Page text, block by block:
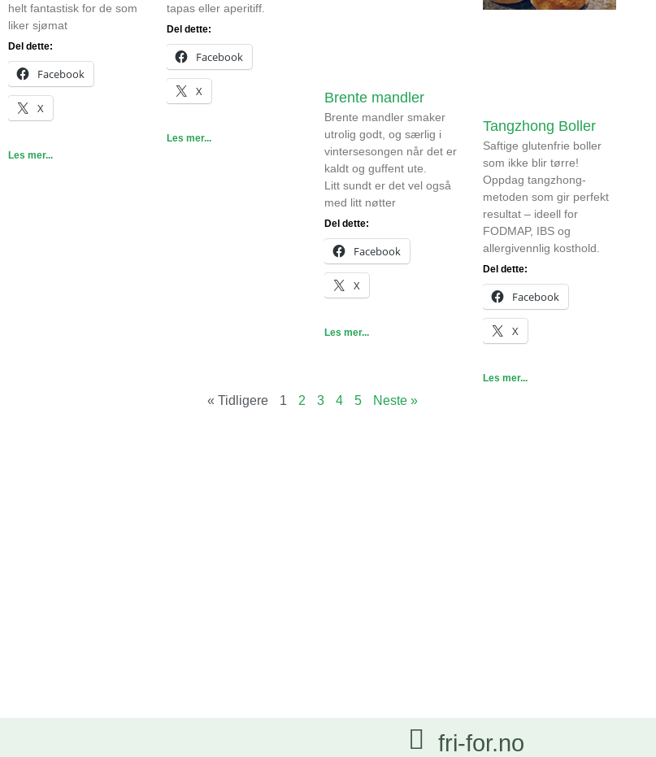
helt fantastisk for de som
liker sjømat
Del dette:
Facebook
X
Les mer...
tapas eller aperitiff.
Del dette:
Facebook
X
Les mer...
Brente mandler
Brente mandler smaker
utrolig godt, og særlig i
vintersesongen når det er
kaldt og guffent ute.
Litt sundt er det vel også
med litt nøtter
Del dette:
Facebook
X
Les mer...
Tangzhong Boller
Saftige glutenfrie boller
som ikke blir tørre!
Oppdag tangzhong-
metoden som gir perfekt
resultat – ideell for
FODMAP, IBS og
allergivennlig kosthold.
Del dette:
Facebook
X
Les mer...
« Tidligere 1 2 3 4 5 Neste »
fri-for.no